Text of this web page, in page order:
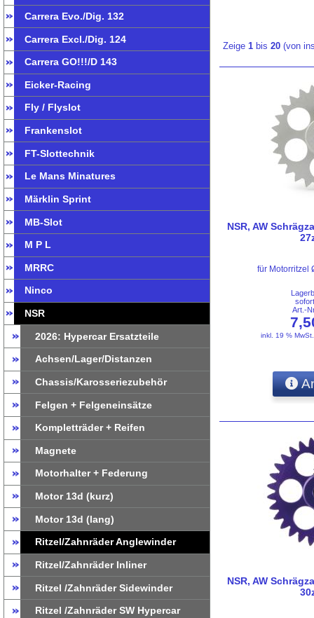
Carrera Evo./Dig. 132
Carrera Excl./Dig. 124
Carrera GO!!!/D 143
Eicker-Racing
Fly / Flyslot
Frankenslot
FT-Slottechnik
Le Mans Minatures
Märklin Sprint
MB-Slot
M P L
MRRC
Ninco
NSR
2026: Hypercar Ersatzteile
Achsen/Lager/Distanzen
Chassis/Karosseriezubehör
Felgen + Felgeneinsätze
Kompletträder + Reifen
Magnete
Motorhalter + Federung
Motor 13d (kurz)
Motor 13d (lang)
Ritzel/Zahnräder Anglewinder
Ritzel/Zahnräder Inliner
Ritzel /Zahnräder Sidewinder
Ritzel /Zahnräder SW Hypercar
Zeige1 bis20 (von
NSR, AW
für Motorritzel
Art.-
inkl. 19 %
NSR, AW